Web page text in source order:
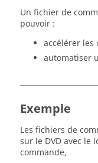
Un fichier de
pouvoir :
accélérer les
automatiser
Exemple
Les fichiers de
sur le DVD avec le
commande,